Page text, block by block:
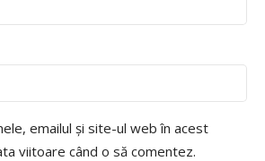
emailul și site-ul web în acest
viitoare când o să comentez.